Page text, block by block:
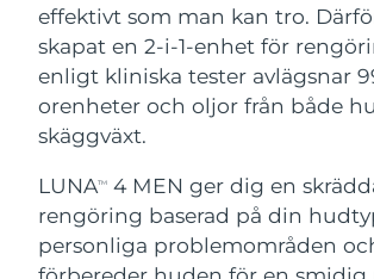
effektivt som man kan tro.
skapat en 2-i-1-enhet för
enligt kliniska tester avlägsnar
orenheter och oljor från både
skäggväxt.
LUNATM
4 MEN ger dig en
rengöring baserad på din
personliga problemområden
LUNA™ 4 Plus
Massage, LED heating
LUNA™ 4 Men
For men, anti-aging
BEAR™ 2 go
Microcurrent toning on-
BEAR™ 2 eyes & lips
Microcurrent line
Återfuktning
UFO™ 3-paket
Deep facial hydration
UFO™ 3 LED
Near-infrared and red
device
Munvård
issa™ 4
Hybrid silicone sonic
issa™ 4 plus
Smart hybrid silicone
FAQ™ ANTI-AGING-
Anti-aging LED-
Bosnien och
Hercegovina
Förväntad
Brunei Förväntad
Bulgarien
Kanada Förväntad
Chile Förväntad